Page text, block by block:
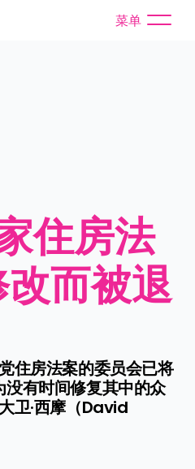
菜单
住房法
而被退
住房法案的委员会已将
有时间修复其中的众
卫·西摩（David